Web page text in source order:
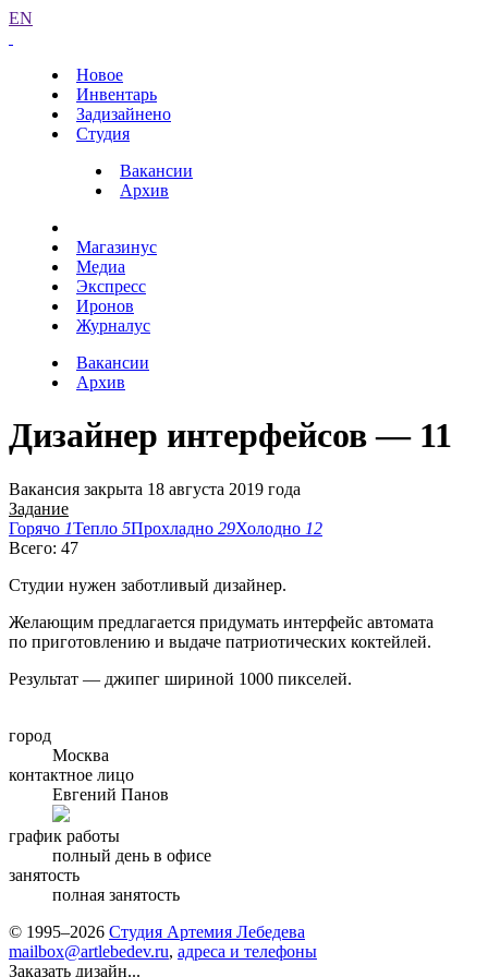
EN
Новое
Инвентарь
Задизайнено
Студия
Вакансии
Архив
Магазинус
Медиа
Экспресс
Иронов
Журналус
Вакансии
Архив
Дизайнер интерфейсов — 11
Вакансия закрыта 18 августа 2019 года
Задание
Горячо 1Тепло 5Прохладно 29Холодно 12
Всего: 47
Студии нужен заботливый дизайнер.
Желающим предлагается придумать интерфейс автомата
по приготовлению и выдаче патриотических коктейлей.
Результат — джипег шириной 1000 пикселей.
город
Москва
контактное лицо
Евгений Панов
график работы
полный день в офисе
занятость
полная занятость
© 1995–2026 Студия Артемия Лебедева
mailbox@artlebedev.ru, адреса и телефоны
Заказать дизайн...